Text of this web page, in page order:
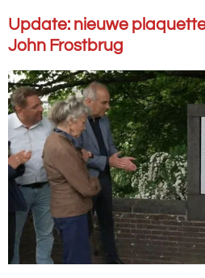
Update: nieuwe
John Frostbrug